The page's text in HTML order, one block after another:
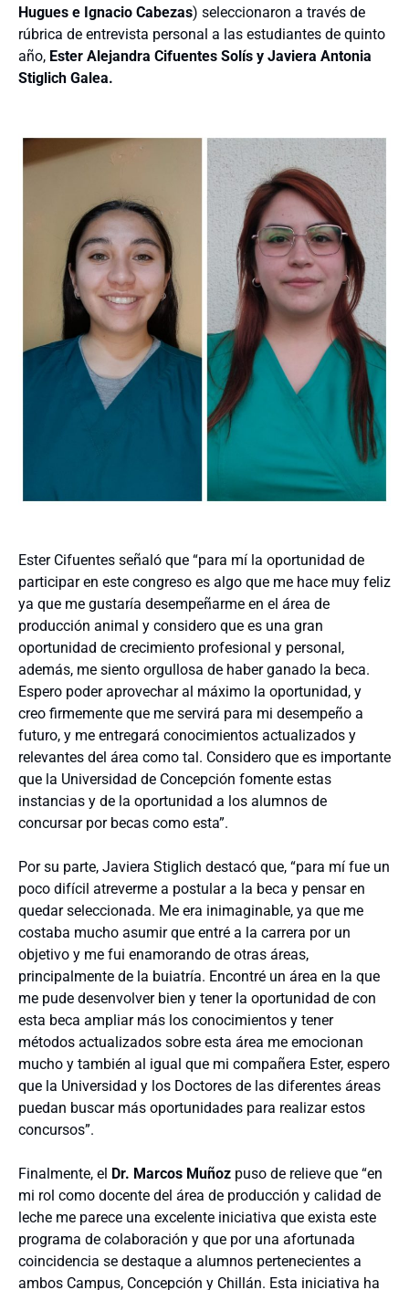
Hugues e Ignacio Cabezas) seleccionaron a través de
rúbrica de entrevista personal a las estudiantes de quinto
año, Ester Alejandra Cifuentes Solís y Javiera Antonia
Stiglich Galea.
Ester Cifuentes señaló que “para mí la oportunidad de
participar en este congreso es algo que me hace muy feliz
ya que me gustaría desempeñarme en el área de
producción animal y considero que es una gran
oportunidad de crecimiento profesional y personal,
además, me siento orgullosa de haber ganado la beca.
Espero poder aprovechar al máximo la oportunidad, y
creo firmemente que me servirá para mi desempeño a
futuro, y me entregará conocimientos actualizados y
relevantes del área como tal. Considero que es importante
que la Universidad de Concepción fomente estas
instancias y de la oportunidad a los alumnos de
concursar por becas como esta”.
Por su parte, Javiera Stiglich destacó que, “para mí fue un
poco difícil atreverme a postular a la beca y pensar en
quedar seleccionada. Me era inimaginable, ya que me
costaba mucho asumir que entré a la carrera por un
objetivo y me fui enamorando de otras áreas,
principalmente de la buiatría. Encontré un área en la que
me pude desenvolver bien y tener la oportunidad de con
esta beca ampliar más los conocimientos y tener
métodos actualizados sobre esta área me emocionan
mucho y también al igual que mi compañera Ester, espero
que la Universidad y los Doctores de las diferentes áreas
puedan buscar más oportunidades para realizar estos
concursos”.
Finalmente, el Dr. Marcos Muñoz puso de relieve que “en
mi rol como docente del área de producción y calidad de
leche me parece una excelente iniciativa que exista este
programa de colaboración y que por una afortunada
coincidencia se destaque a alumnos pertenecientes a
ambos Campus, Concepción y Chillán. Esta iniciativa ha